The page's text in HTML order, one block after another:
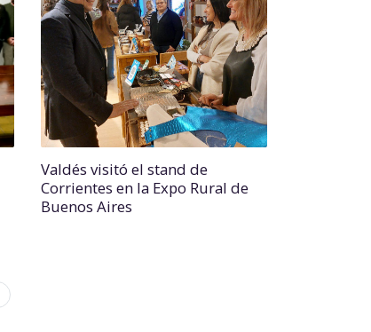
Valdés visitó el stand de
Corrientes en la Expo Rural de
Buenos Aires